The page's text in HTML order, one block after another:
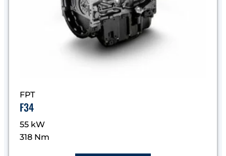
FPT
F34
55 kW
318 Nm